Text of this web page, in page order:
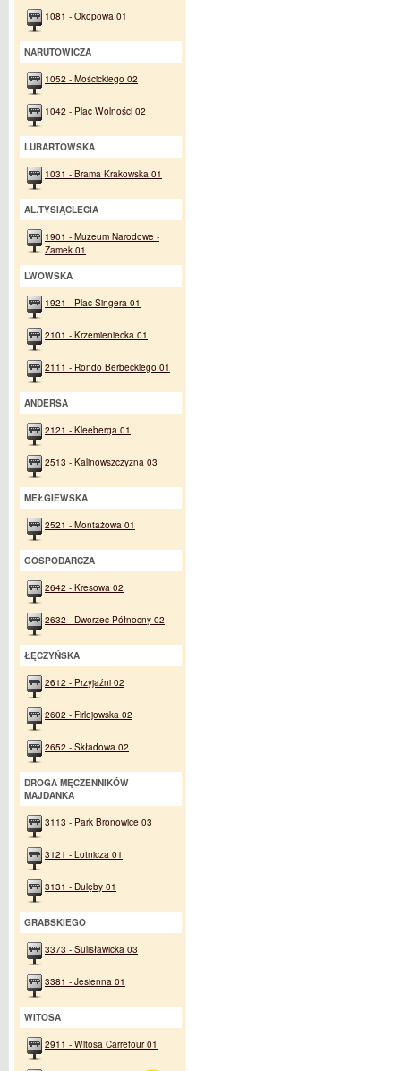
1081 - Okopowa 01
NARUTOWICZA
1052 - Mościckiego 02
1042 - Plac Wolności 02
LUBARTOWSKA
1031 - Brama Krakowska 01
AL.TYSIĄCLECIA
1901 - Muzeum Narodowe -
Zamek 01
LWOWSKA
1921 - Plac Singera 01
2101 - Krzemieniecka 01
2111 - Rondo Berbeckiego 01
ANDERSA
2121 - Kleeberga 01
2513 - Kalinowszczyzna 03
MEŁGIEWSKA
2521 - Montażowa 01
GOSPODARCZA
2642 - Kresowa 02
2632 - Dworzec Północny 02
ŁĘCZYŃSKA
2612 - Przyjaźni 02
2602 - Firlejowska 02
2652 - Składowa 02
DROGA MĘCZENNIKÓW
MAJDANKA
3113 - Park Bronowice 03
3121 - Lotnicza 01
3131 - Dulęby 01
GRABSKIEGO
3373 - Sulisławicka 03
3381 - Jesienna 01
WITOSA
2911 - Witosa Carrefour 01